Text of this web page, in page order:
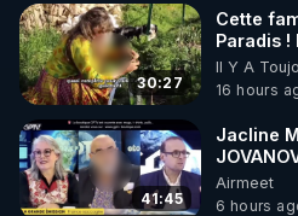
▶ 30 jours gratuit sur
de bien-être ENVOL :
Rendez-vous sur https://
le code : REGENERE
30:27
Cette
Paradis !
Il Y A
16 hours
41:45
Jacline
Pognon ?
Airmeet
6 hours